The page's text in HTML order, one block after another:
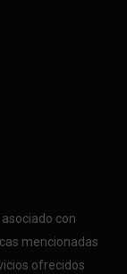
con
mencionadas
ofrecidos